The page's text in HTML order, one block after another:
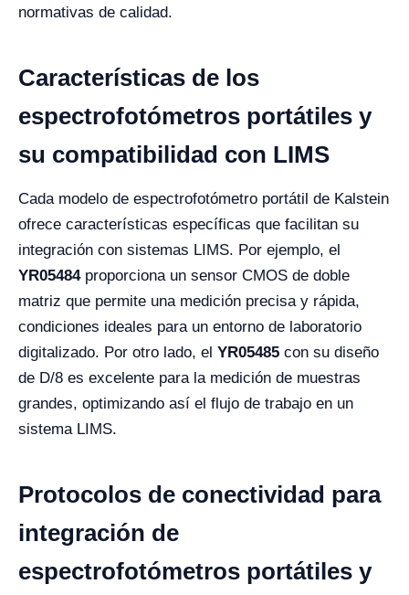
normativas de calidad.
Características de los
espectrofotómetros portátiles y
su compatibilidad con LIMS
Cada modelo de espectrofotómetro portátil de Kalstein
ofrece características específicas que facilitan su
integración con sistemas LIMS. Por ejemplo, el
YR05484proporciona un sensor CMOS de doble
matriz que permite una medición precisa y rápida,
condiciones ideales para un entorno de laboratorio
digitalizado. Por otro lado, el YR05485 con su diseño
de D/8 es excelente para la medición de muestras
grandes, optimizando así el flujo de trabajo en un
sistema LIMS.
Protocolos de conectividad para
integración de
espectrofotómetros portátiles y